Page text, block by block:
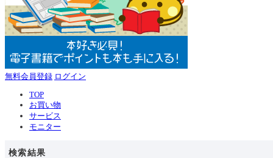
無料会員登録 ログイン
TOP
お買い物
サービス
モニター
検索結果